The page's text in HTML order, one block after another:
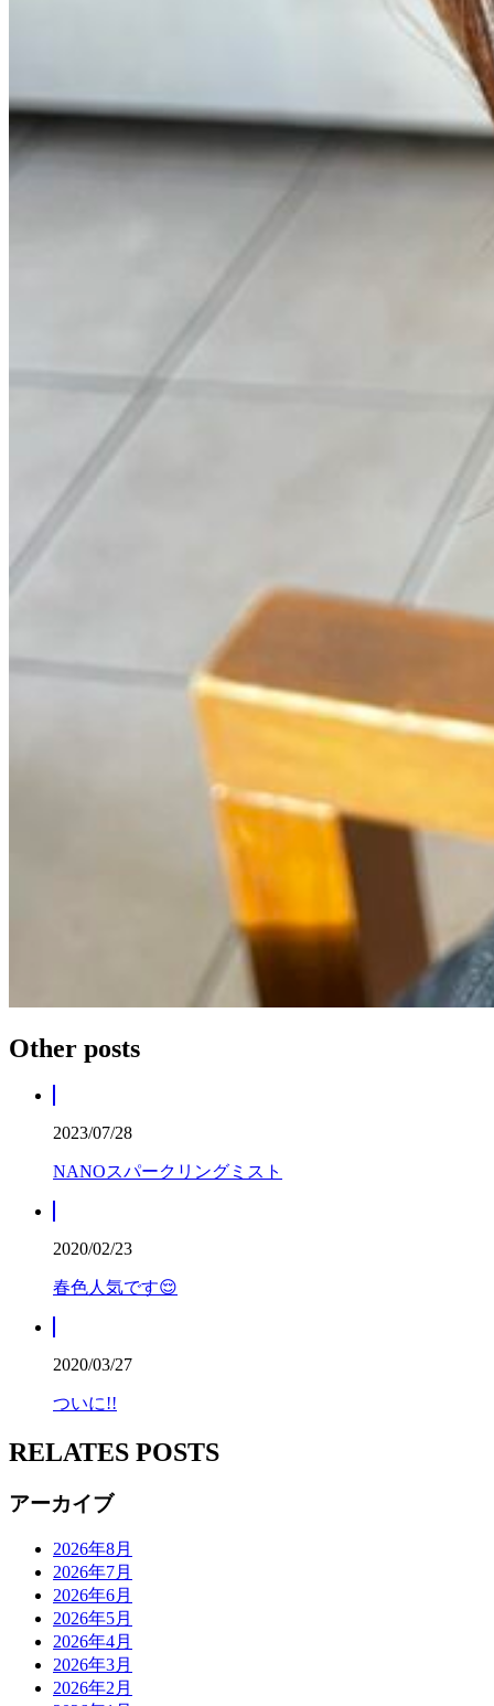
Other posts
2023/07/28
NANOスパークリングミスト
2020/02/23
春色人気です😌
2020/03/27
ついに!!
RELATES POSTS
アーカイブ
2026年8月
2026年7月
2026年6月
2026年5月
2026年4月
2026年3月
2026年2月